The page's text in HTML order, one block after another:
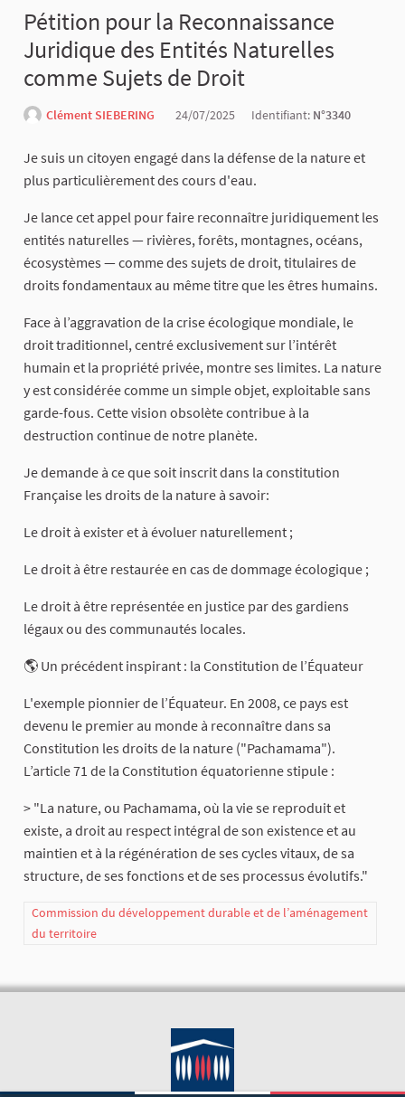
Pétition pour la Reconnaissance
Juridique des Entités Naturelles
comme Sujets de Droit
Clément SIEBERING 24/07/2025 Identifiant: N°3340
Je suis un citoyen engagé dans la défense de la nature et
plus particulièrement des cours d'eau.
Je lance cet appel pour faire reconnaître juridiquement les
entités naturelles — rivières, forêts, montagnes, océans,
écosystèmes — comme des sujets de droit, titulaires de
droits fondamentaux au même titre que les êtres humains.
Face à l’aggravation de la crise écologique mondiale, le
droit traditionnel, centré exclusivement sur l’intérêt
humain et la propriété privée, montre ses limites. La nature
y est considérée comme un simple objet, exploitable sans
garde-fous. Cette vision obsolète contribue à la
destruction continue de notre planète.
Je demande à ce que soit inscrit dans la constitution
Française les droits de la nature à savoir:
Le droit à exister et à évoluer naturellement ;
Le droit à être restaurée en cas de dommage écologique ;
Le droit à être représentée en justice par des gardiens
légaux ou des communautés locales.
🌎 Un précédent inspirant : la Constitution de l’Équateur
L'exemple pionnier de l’Équateur. En 2008, ce pays est
devenu le premier au monde à reconnaître dans sa
Constitution les droits de la nature ("Pachamama").
L’article 71 de la Constitution équatorienne stipule :
> "La nature, ou Pachamama, où la vie se reproduit et
existe, a droit au respect intégral de son existence et au
maintien et à la régénération de ses cycles vitaux, de sa
structure, de ses fonctions et de ses processus évolutifs."
Commission du développement durable et de l’aménagement
du territoire